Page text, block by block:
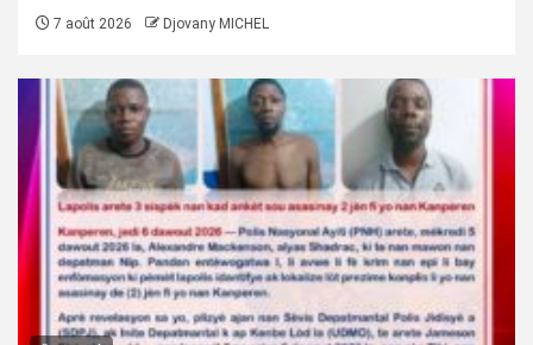
7 août 2026 Djovany MICHEL